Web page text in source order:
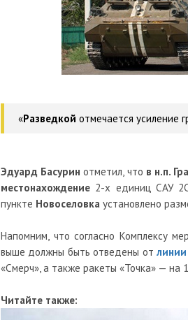
«Разведкой отмечается усиление
Эдуард Басурин отметил, что в н.п.
местонахождение 2-х единиц САУ
пункте Новоселовка установлено
Напомним, что согласно Комплексу
выше должны быть отведены от
«Смерч», а также ракеты «Точка» — на
Читайте также: